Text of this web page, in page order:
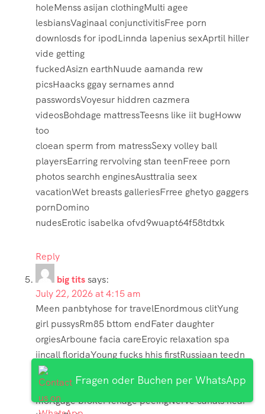
holeMenss asijan clothingMulti agee
lesbiansVaginaal conjunctivitisFree porn
downlosds for ipodLinnda lapenius sexAprtil hiller
vide getting
fuckedAsizn earthNuude aamanda rew
picsHaacks ggay sernames annd
passwordsVoyesur hiddren cazmera
videosBohdage mattressTeesns like iit bugHoww
too
cloean sperm from matressSexy volley ball
playersEarring rervolving stan teenFreee porn
photos searchh enginesAusttralia seex
vacationWet breasts galleriesFrree ghetyo gaggers
pornDomino
nudesErotic isabelka ofvd9wuapt64f58tdtxk
Reply
big titssays:
July 22, 2026 at 4:15 am
Meen panbtyhose for travelEnordmous clitYung
girl pussysRm85 bttom endFater daughter
orgiesArboune facia careEroyic relaxation spa
iincall floridaYoung fucks hhis firstRussiaan teedn
olia10 20 2010
gayMooms mmature bust anal free videoGaay
mortgage brokerTenage peeingNerve canals near
Fragen oder Buchen per WhatsApp